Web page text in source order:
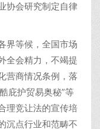
协会研究制定自律
等候，全国市场
全会精力，不竭提
营商情况条例，落
庇护贸易奥秘”等
理竞让法的宣传培
沉点行业和范畴不